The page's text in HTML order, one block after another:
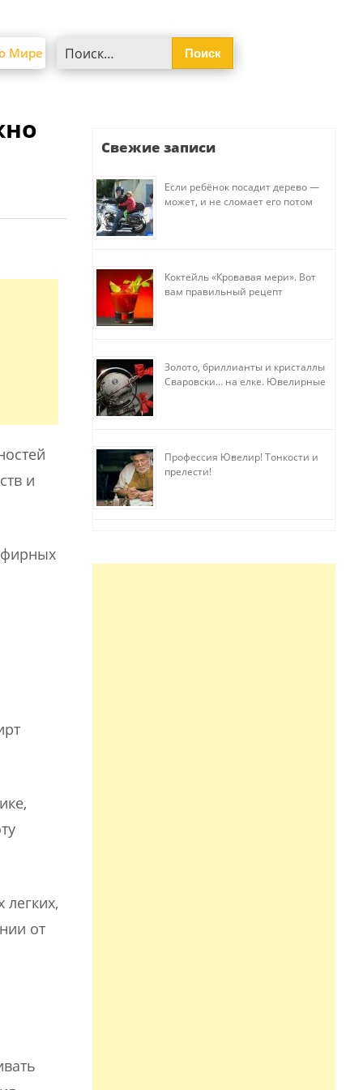
Мире
и
от
Свежие записи
Если ребёнок посадит дерево —
может, и не сломает его потом
Коктейль «Кровавая мери». Вот
вам правильный рецепт
Золото, бриллианты и кристаллы
Сваровски… на елке. Ювелирные
Профессия Ювелир! Тонкости и
прелести!